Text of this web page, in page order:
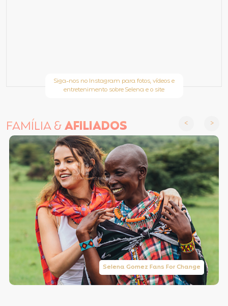
Siga-nos no Instagram para fotos, vídeos e
entretenimento sobre Selena e o site
FAMÍLIA &AFILIADOS
Selena Gomez Fans For Change